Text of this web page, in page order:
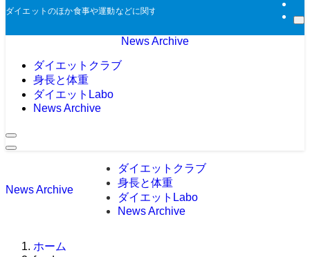
ダイエットのほか食事や運動などに関する過去のニュースをアーカイブとして
News Archive
ダイエットクラブ
身長と体重
ダイエットLabo
News Archive
News Archive
ダイエットクラブ
身長と体重
ダイエットLabo
News Archive
ホーム